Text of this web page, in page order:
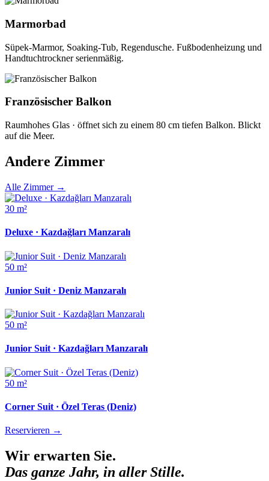
Marmorbad
Süpek-Marmor, Soaking-Tub, Regendusche. Fußbodenheizung und
Handtuchtrockner serienmäßig.
Französischer Balkon
Raumhohes Glas · öffnet sich zu einem 80 cm tiefen Balkon. Blickt
auf die Meer.
Andere Zimmer
Alle Zimmer →
30 m²
Deluxe · Kazdağları Manzaralı
50 m²
Junior Suit · Deniz Manzaralı
50 m²
Junior Suit · Kazdağları Manzaralı
50 m²
Corner Suit · Özel Teras (Deniz)
Reservieren →
Wir erwarten Sie.
Das ganze Jahr, in aller Stille.